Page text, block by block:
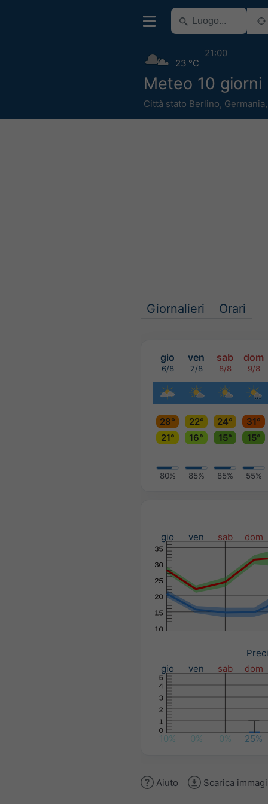
Meteo 10 giorni
Città stato Berlino, Germania
23 °C
21:00
Giornalieri Orari
gio ven sab dom
6/8 7/8 8/8 9/8
28° 22° 24°
31°
21°
16° 15° 15°
80% 85% 85% 55%
gio ven sab dom
gio
ven sab dom
10% 0% 0% 25%
Aiuto Scarica